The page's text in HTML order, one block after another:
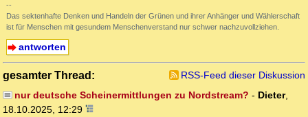
--
Das sektenhafte Denken und Handeln der Grünen und ihrer Anhänger und Wählerschaft
ist für Menschen mit gesundem Menschenverstand nur schwer nachzuvollziehen.
antworten
gesamter Thread:
RSS-Feed dieser Diskussion
nur deutsche Scheinermittlungen zu Nordstream? - Dieter,
18.10.2025, 12:29